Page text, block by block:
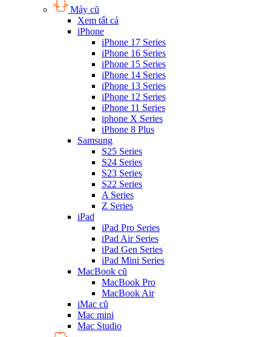
Máy cũ
Xem tất cả
iPhone
iPhone 17 Series
iPhone 16 Series
iPhone 15 Series
iPhone 14 Series
iPhone 13 Series
iPhone 12 Series
iPhone 11 Series
iphone X Series
iPhone 8 Plus
Samsung
S25 Series
S24 Series
S23 Series
S22 Series
A Series
Z Series
iPad
iPad Pro Series
iPad Air Series
iPad Gen Series
iPad Mini Series
MacBook cũ
MacBook Pro
MacBook Air
iMac cũ
Mac mini
Mac Studio